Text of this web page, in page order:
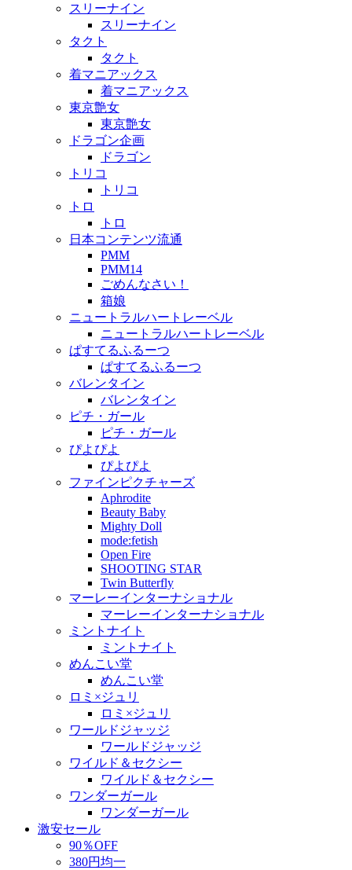
スリーナイン
スリーナイン
タクト
タクト
着マニアックス
着マニアックス
東京艶女
東京艶女
ドラゴン企画
ドラゴン
トリコ
トリコ
トロ
トロ
日本コンテンツ流通
PMM
PMM14
ごめんなさい！
箱娘
ニュートラルハートレーベル
ニュートラルハートレーベル
ぱすてるふるーつ
ぱすてるふるーつ
バレンタイン
バレンタイン
ピチ・ガール
ピチ・ガール
ぴよぴよ
ぴよぴよ
ファインピクチャーズ
Aphrodite
Beauty Baby
Mighty Doll
mode:fetish
Open Fire
SHOOTING STAR
Twin Butterfly
マーレーインターナショナル
マーレーインターナショナル
ミントナイト
ミントナイト
めんこい堂
めんこい堂
ロミ×ジュリ
ロミ×ジュリ
ワールドジャッジ
ワールドジャッジ
ワイルド＆セクシー
ワイルド＆セクシー
ワンダーガール
ワンダーガール
激安セール
90％OFF
380円均一